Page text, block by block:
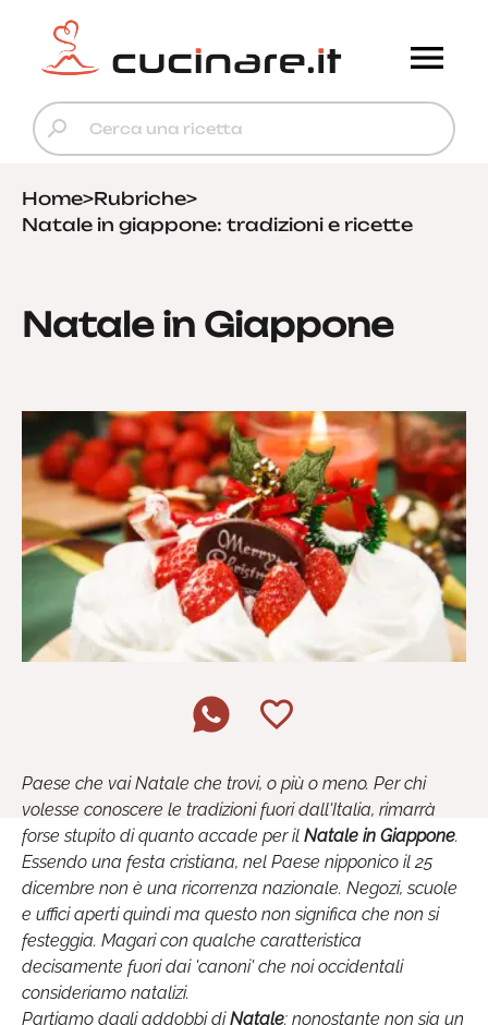
Home>Rubriche>
Natale in giappone: tradizioni e ricette
Natale in Giappone
Paese che vai Natale che trovi, o più o meno. Per chi
volesse conoscere le tradizioni fuori dall'Italia, rimarrà
forse stupito di quanto accade per il Natale in Giappone.
Essendo una festa cristiana, nel Paese nipponico il 25
dicembre non è una ricorrenza nazionale. Negozi, scuole
e uffici aperti quindi ma questo non significa che non si
festeggia. Magari con qualche caratteristica
decisamente fuori dai 'canoni' che noi occidentali
consideriamo natalizi.
Partiamo dagli addobbi diNatale: nonostante non sia un